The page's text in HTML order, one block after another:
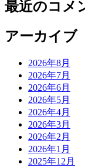
最近のコメ
アーカイブ
2026年8月
2026年7月
2026年6月
2026年5月
2026年4月
2026年3月
2026年2月
2026年1月
2025年12月